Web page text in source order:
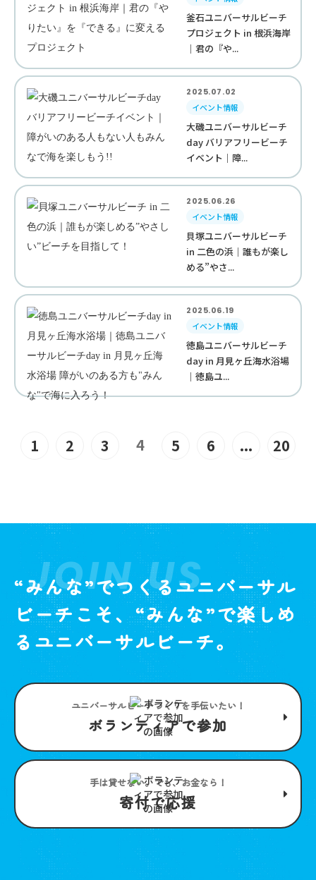
釜石ユニバーサルビーチ
プロジェクト in 根浜海岸
｜君の『や...
2025.07.02
イベント情報
大磯ユニバーサルビーチ
day バリアフリービーチ
イベント｜障...
2025.06.26
イベント情報
貝塚ユニバーサルビーチ
in 二色の浜｜誰もが楽し
める”やさ...
2025.06.19
イベント情報
徳島ユニバーサルビーチ
day in 月見ヶ丘海水浴場
｜徳島ユ...
1 2 3 4 5 6 ... 20
JOIN US
“みんな”でつくるユニバーサル
ビーチこそ、“みんな”で楽しめ
るユニバーサルビーチ。
ユニバーサルビーチつくりを手伝いたい！
ボランティアで参加
手は貸せない。でも、お金なら！
寄付で応援